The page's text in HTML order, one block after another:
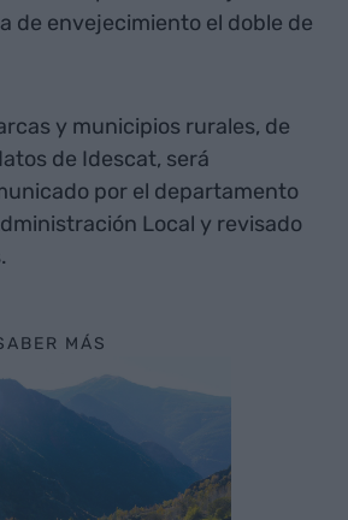
de envejecimiento el doble de
y municipios rurales, de
de Idescat, será
por el departamento
Local y revisado
MÁS